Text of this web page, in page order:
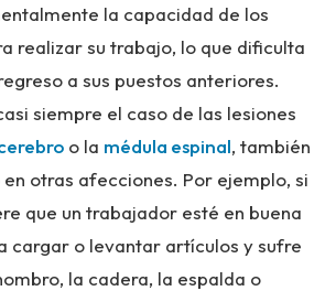
la capacidad de los
realizar su trabajo, lo que dificulta
a sus puestos anteriores.
siempre el caso de las lesiones
o la médula espinal, también
otras afecciones. Por ejemplo, si
que un trabajador esté en buena
cargar o levantar artículos y sufre
la cadera, la espalda o